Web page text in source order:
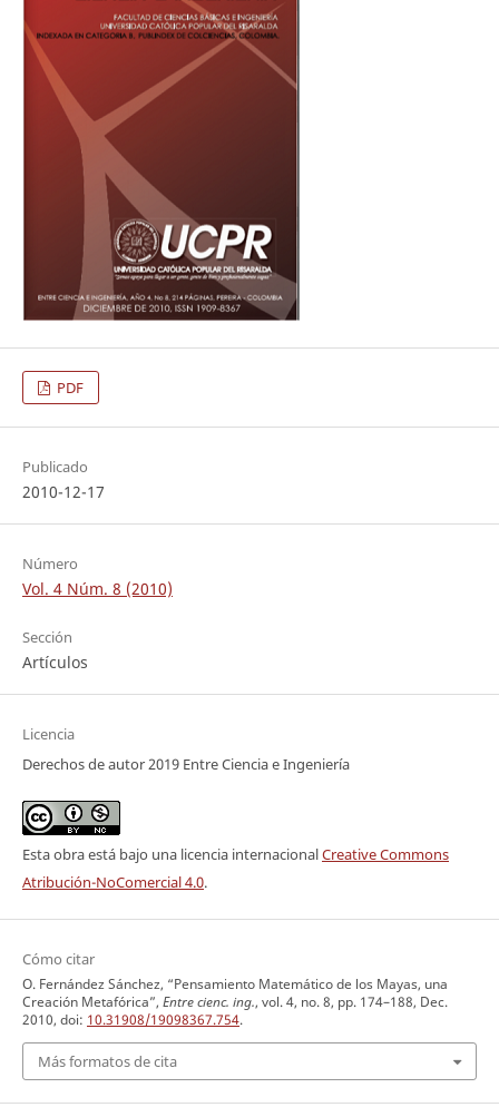
PDF
Publicado
2010-12-17
Número
Vol. 4 Núm. 8 (2010)
Sección
Artículos
Licencia
Derechos de autor 2019 Entre Ciencia e Ingeniería
Esta obra está bajo una licencia internacionalCreative Commons
Atribución-NoComercial 4.0.
Cómo citar
O. Fernández Sánchez, “Pensamiento Matemático de los Mayas, una
Creación Metafórica”, Entre cienc. ing., vol. 4, no. 8, pp. 174–188, Dec.
2010, doi: 10.31908/19098367.754.
Más formatos de cita